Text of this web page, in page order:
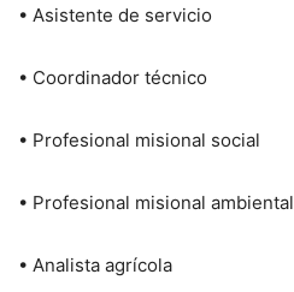
• Asistente de servicio
• Coordinador técnico
• Profesional misional social
• Profesional misional ambiental
• Analista agrícola